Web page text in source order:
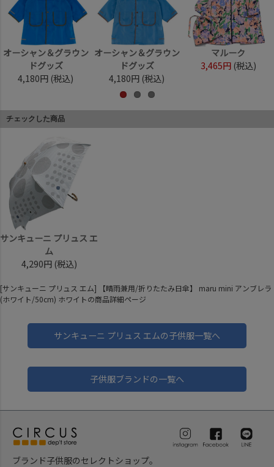
オーシャン＆グラウン
ドグッズ
4,180円 (税込)
オーシャン＆グラウン
ドグッズ
4,180円 (税込)
マルーク
3,465円 (税込)
チェックした商品
サンキューニ プリュス エ
ム
4,290円 (税込)
[サンキューニ プリュス エム] 【晴雨兼用/折りたたみ日傘】 maru mini アンブレラ
(ホワイト/50cm) ホワイトの商品詳細ページ
サンキューニ プリュス エムの子供服一覧へ
子供服ブランドの一覧へ
ブランド子供服のセレクトショップ。